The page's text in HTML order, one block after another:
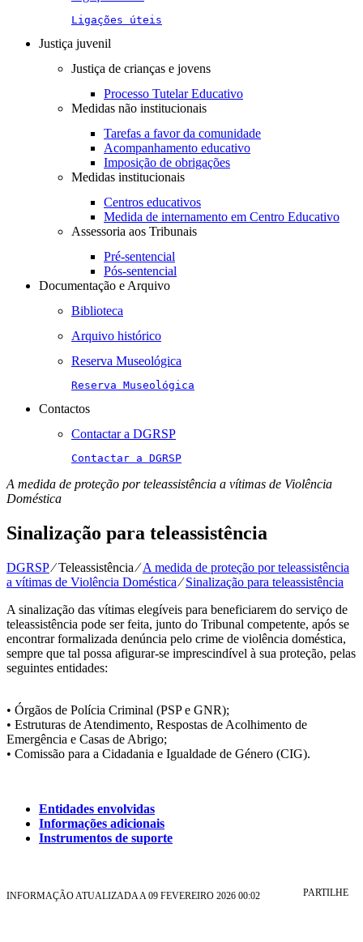
Ligações úteis
Justiça juvenil
Justiça de crianças e jovens
Processo Tutelar Educativo
Medidas não institucionais
Tarefas a favor da comunidade
Acompanhamento educativo
Imposição de obrigações
Medidas institucionais
Centros educativos
Medida de internamento em Centro Educativo
Assessoria aos Tribunais
Pré-sentencial
Pós-sentencial
Documentação e Arquivo
Biblioteca
Arquivo histórico
Reserva Museológica
Reserva Museológica
Contactos
Contactar a DGRSP
Contactar a DGRSP
A medida de proteção por teleassistência a vítimas de Violência
Doméstica
Sinalização para teleassistência
DGRSP⁄Teleassistência⁄A medida de proteção por teleassistência
a vítimas de Violência Doméstica⁄Sinalização para teleassistência
A sinalização das vítimas elegíveis para beneficiarem do serviço de
teleassistência pode ser feita, junto do Tribunal competente, após se
encontrar formalizada denúncia pelo crime de violência doméstica,
sempre que tal possa afigurar-se imprescindível à sua proteção, pelas
seguintes entidades:
• Órgãos de Polícia Criminal (PSP e GNR);
• Estruturas de Atendimento, Respostas de Acolhimento de
Emergência e Casas de Abrigo;
• Comissão para a Cidadania e Igualdade de Género (CIG).
Entidades envolvidas
Informações adicionais
Instrumentos de suporte
INFORMAÇÃO ATUALIZADA A 09 FEVEREIRO 2026 00:02 PARTILHE